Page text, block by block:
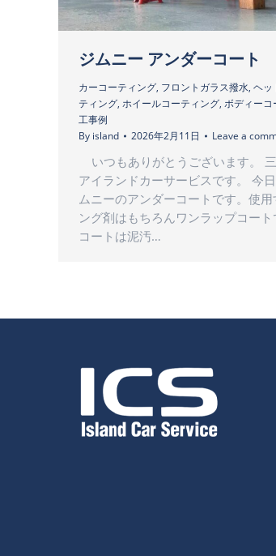
ジムニー アンダーコート
カーコーティング, フロントガラス撥水, ヘッ
ティング, ホイールコーティング, ボディーコ
工事例
By island 2026年2月11日 Leave a
いつもありがとうございます。
アイランドカーサービスです。 今
ムニーのアンダーコートです。使用
ング剤はもちろんワンラップコート
コートは泥汚…